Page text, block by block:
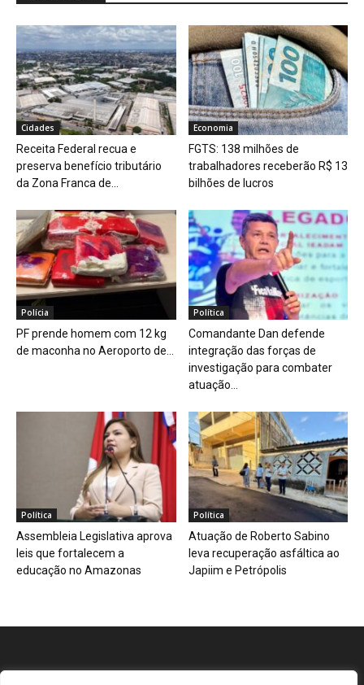
Cidades
Receita Federal recua e
preserva benefício tributário
da Zona Franca de...
Economia
FGTS: 138 milhões de
trabalhadores receberão R$ 13
bilhões de lucros
Polícia
PF prende homem com 12 kg
de maconha no Aeroporto de...
Política
Comandante Dan defende
integração das forças de
investigação para combater
atuação...
Política
Assembleia Legislativa aprova
leis que fortalecem a
educação no Amazonas
Política
Atuação de Roberto Sabino
leva recuperação asfáltica ao
Japiim e Petrópolis